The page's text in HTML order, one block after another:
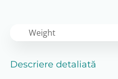
Descriere detaliată
Weight